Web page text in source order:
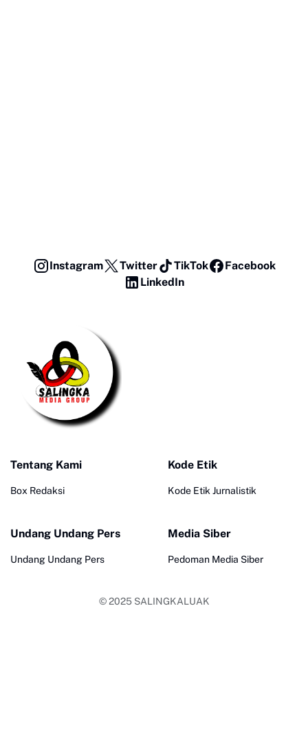
Instagram Twitter TikTok
Facebook
LinkedIn
Tentang Kami
Box Redaksi
Kode Etik
Kode Etik Jurnalistik
Undang Undang Pers
Undang Undang Pers
Media Siber
Pedoman Media Siber
© 2025 SALINGKALUAK